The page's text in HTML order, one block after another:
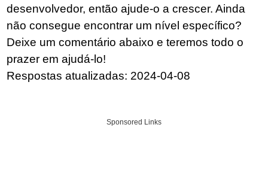
desenvolvedor, então ajude-o a crescer. Ainda
não consegue encontrar um nível específico?
Deixe um comentário abaixo e teremos todo o
prazer em ajudá-lo!
Respostas atualizadas: 2024-04-08
Sponsored Links